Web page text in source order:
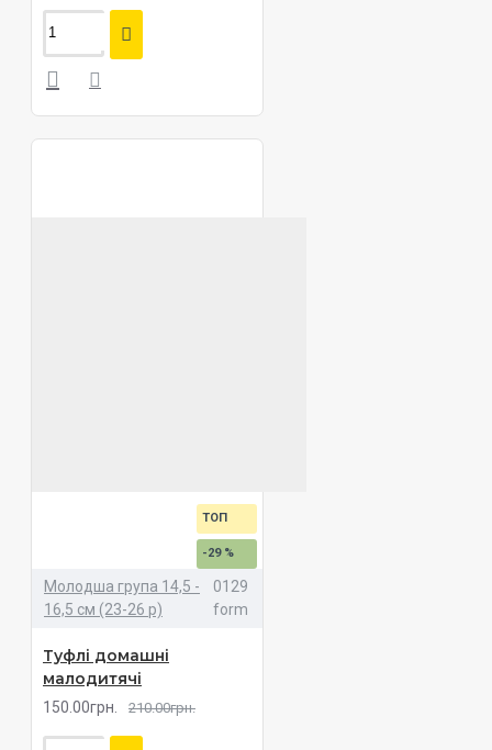
ТОП
-29 %
Молодша група 14,5 -
16,5 см (23-26 р)
0129
form
Туфлі домашні
малодитячі
150.00грн. 210.00грн.